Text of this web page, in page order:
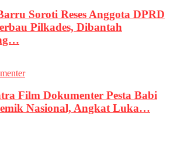
Soroti Reses Anggota DPRD
Pilkades, Dibantah
Film Dokumenter Pesta Babi
Nasional, Angkat Luka…